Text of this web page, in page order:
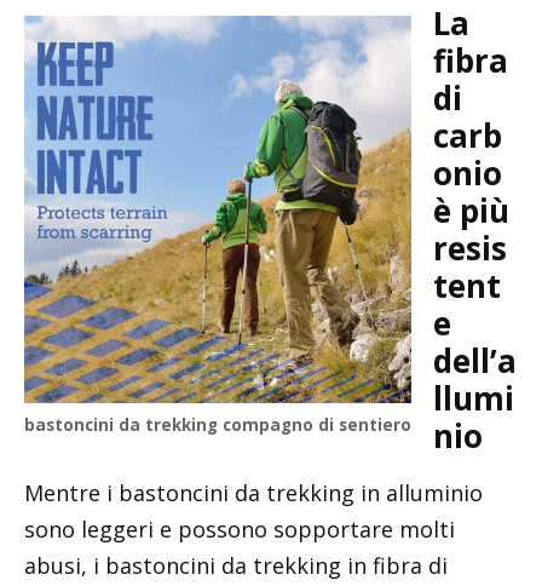
bastoncini da trekking compagno di sentiero
La
fibra
di
carb
onio
è più
resis
tent
e
dell’a
llumi
nio
Mentre i bastoncini da trekking in alluminio
sono leggeri e possono sopportare molti
abusi, i bastoncini da trekking in fibra di